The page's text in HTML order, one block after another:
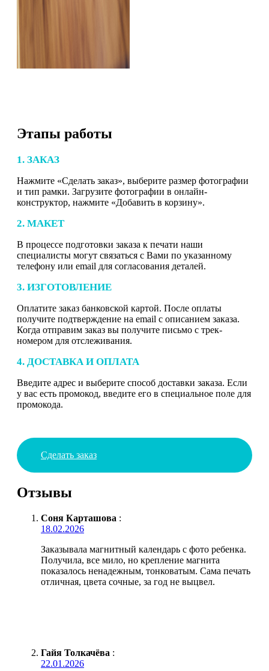
Этапы работы
1. ЗАКАЗ
Нажмите «Сделать заказ», выберите размер фотографии
и тип рамки. Загрузите фотографии в онлайн-
конструктор, нажмите «Добавить в корзину».
2. МАКЕТ
В процессе подготовки заказа к печати наши
специалисты могут связаться с Вами по указанному
телефону или email для согласования деталей.
3. ИЗГОТОВЛЕНИЕ
Оплатите заказ банковской картой. После оплаты
получите подтверждение на email с описанием заказа.
Когда отправим заказ вы получите письмо с трек-
номером для отслеживания.
4. ДОСТАВКА И ОПЛАТА
Введите адрес и выберите способ доставки заказа. Если
у вас есть промокод, введите его в специальное поле для
промокода.
Сделать заказ
Отзывы
Соня Карташова :
18.02.2026
Заказывала магнитный календарь с фото ребенка.
Получила, все мило, но крепление магнита
показалось ненадежным, тонковатым. Сама печать
отличная, цвета сочные, за год не выцвел.
Гайя Толкачёва :
22.01.2026